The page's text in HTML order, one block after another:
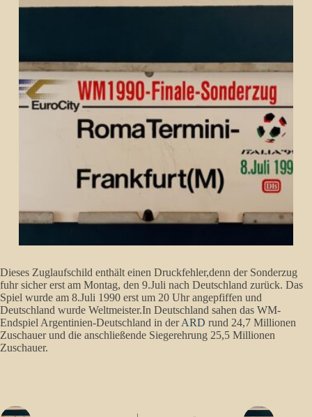
Dieses Zuglaufschild enthält einen Druckfehler,denn der Sonderzug
fuhr sicher erst am Montag, den 9.Juli nach Deutschland zurück. Das
Spiel wurde am 8.Juli 1990 erst um 20 Uhr angepfiffen und
Deutschland wurde Weltmeister.In Deutschland sahen das WM-
Endspiel Argentinien-Deutschland in derARD rund 24,7 Millionen
Zuschauer und die anschließende Siegerehrung 25,5 Millionen
Zuschauer.